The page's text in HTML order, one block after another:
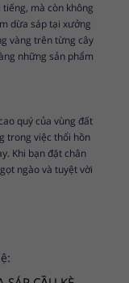
mà còn không
dừa sáp tại xưởng
vàng trên từng cây
những sản phẩm
quý của vùng đất
trong việc thổi hồn
Khi bạn đặt chân
ngào và tuyệt vời